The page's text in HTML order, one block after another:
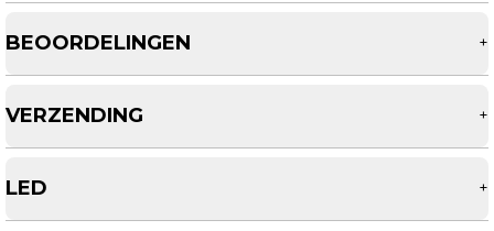
BEOORDELINGEN +
VERZENDING +
LED +